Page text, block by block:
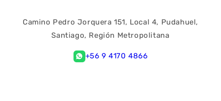
Camino Pedro Jorquera 151, Local 4, Pudahuel,
Santiago, Región Metropolitana
+56 9 4170 4866